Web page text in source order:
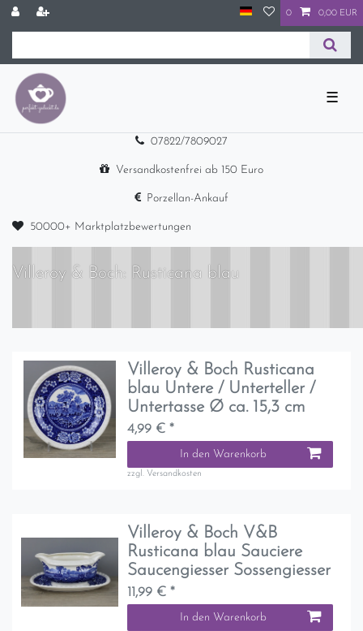
0 0,00 EUR
☰
07822/7809027
Versandkostenfrei ab 150 Euro
Porzellan-Ankauf
50000+ Marktplatzbewertungen
Villeroy & Boch: Rusticana blau
Villeroy & Boch Rusticana
blau Untere / Unterteller /
Untertasse Ø ca. 15,3 cm
4,99 € *
In den Warenkorb
zzgl. Versandkosten
Villeroy & Boch V&B
Rusticana blau Sauciere
Saucengiesser Sossengiesser
11,99 € *
In den Warenkorb